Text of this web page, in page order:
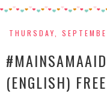
THURSDAY,
(ENGLISH)